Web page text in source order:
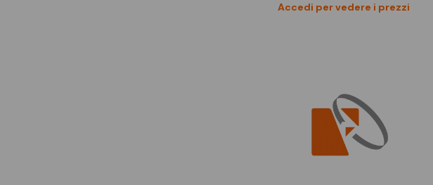
Accedi per vedere i prezzi
Confronta